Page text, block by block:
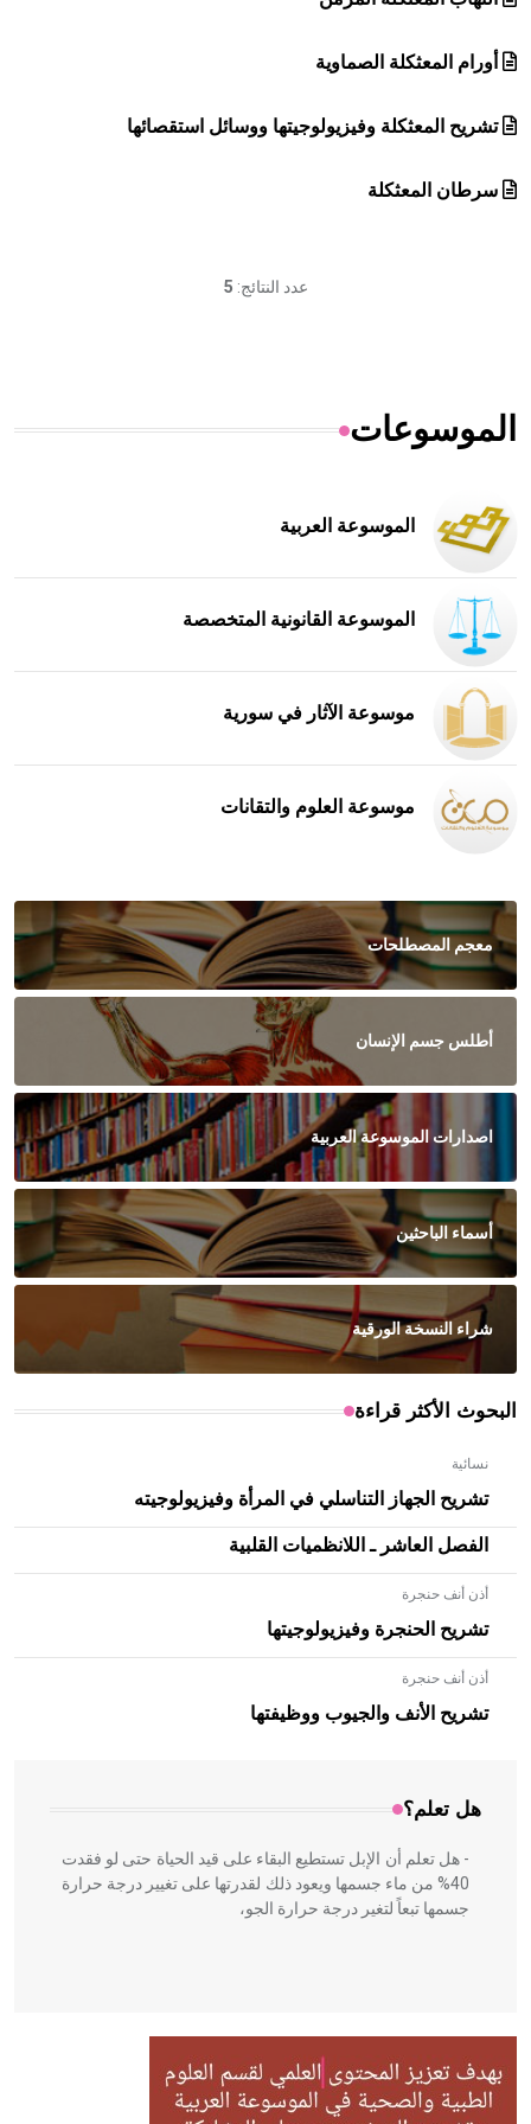
أورام المعثكلة الصماوية
تشريح المعثكلة وفيزيولوجيتها ووسائل استقصائها
سرطان المعثكلة
عدد النتائج: 5
الموسوعات
الموسوعة العربية
الموسوعة القانونية المتخصصة
موسوعة الآثار في سورية
موسوعة العلوم والتقانات
معجم المصطلحات
أطلس جسم الإنسان
اصدارات الموسوعة العربية
أسماء الباحثين
شراء النسخة الورقية
البحوث الأكثر قراءة
نسائية
تشريح الجهاز التناسلي في المرأة وفيزيولوجيته
الفصل العاشر ـ اللانظميات القلبية
أذن أنف حنجرة
تشريح الحنجرة وفيزيولوجيتها
أذن أنف حنجرة
تشريح الأنف والجيوب ووظيفتها
هل تعلم؟
- هل تعلم أن الأبلق نوع من الفنون الهندسية التي ارتبطت
بالعمارة الإسلامية في بلاد الشام ومصر خاصة، حيث يحرص
المعمار على بناء مداميكه وخاصة في الواجهات
- هل تعلم أن الإبل تستطيع البقاء على قيد الحياة حتى لو فقدت
40% من ماء جسمها ويعود ذلك لقدرتها على تغيير درجة حرارة
جسمها تبعاً لتغير درجة حرارة الجو،
- هل تعلم أن أبقراط كتب في الطب أربعة مؤلفات هي:
الحكم، الأدلة، تنظيم التغذية، ورسالته في جروح الرأس. ويعود
له الفضل بأنه حرر الطب من الدين والفلسفة.